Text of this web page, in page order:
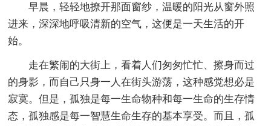
早晨，轻轻地撩开那面窗纱，温暖的阳光从窗外照
进来，深深地呼吸清新的空气，这便是一天生活的开
始。
走在繁闹的大街上，看着人们匆匆忙忙、擦身而过
的身影，而自己只身一人在街头游荡，这种感觉想必是
寂寞。但是，孤独是每一生命物种和每一生命的生存情
态，孤独感是每一智慧生命生存的基本享受。而且，孤